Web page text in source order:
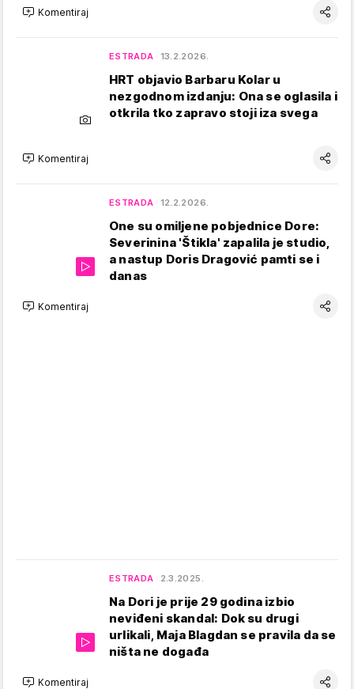
Komentiraj
ESTRADA 13.2.2026.
HRT objavio Barbaru Kolar u
nezgodnom izdanju: Ona se oglasila i
otkrila tko zapravo stoji iza svega
Komentiraj
ESTRADA 12.2.2026.
One su omiljene pobjednice Dore:
Severinina 'Štikla' zapalila je studio,
a nastup Doris Dragović pamti se i
danas
Komentiraj
ESTRADA 2.3.2025.
Na Dori je prije 29 godina izbio
neviđeni skandal: Dok su drugi
urlikali, Maja Blagdan se pravila da se
ništa ne događa
Komentiraj